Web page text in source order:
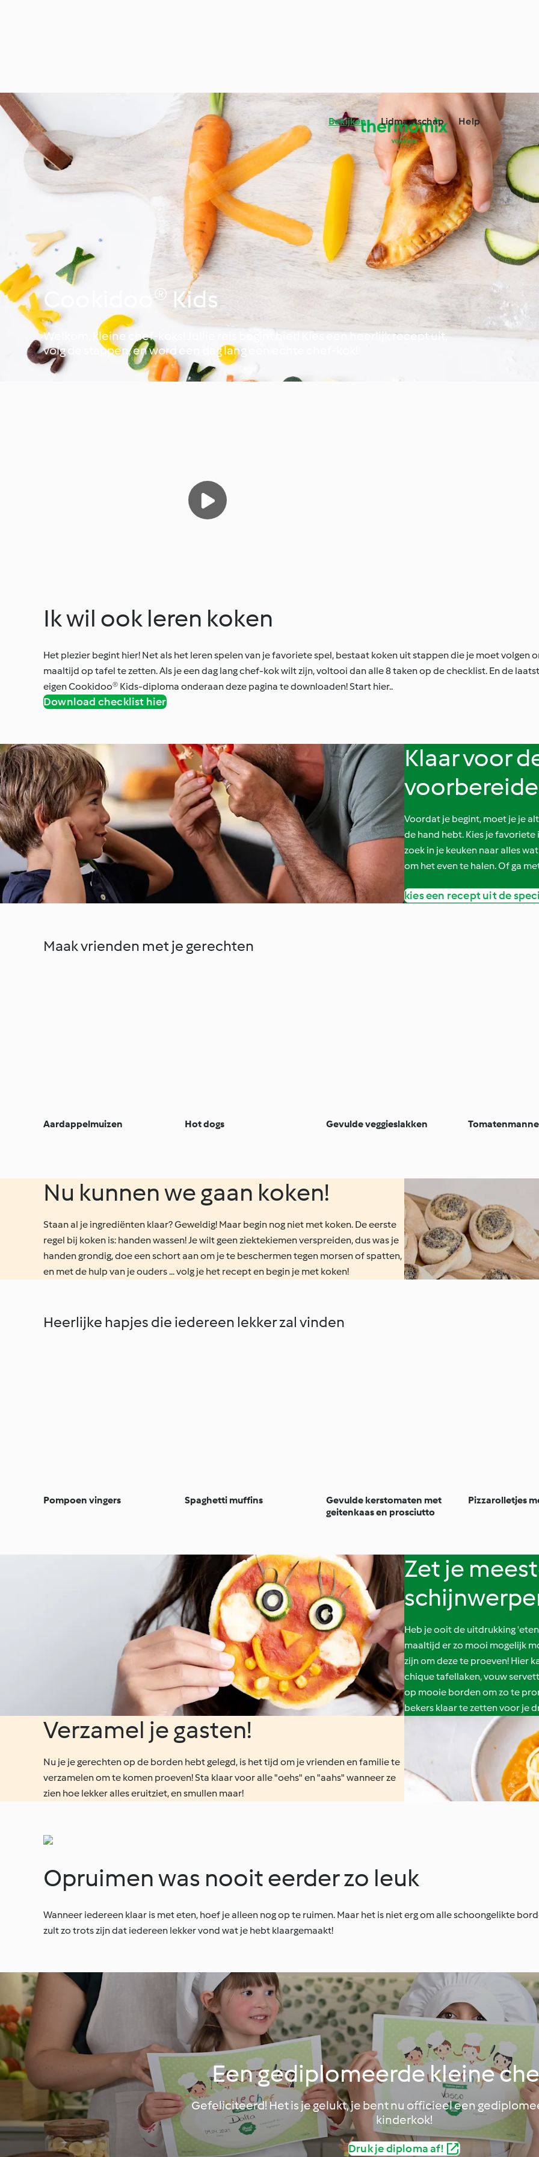
Bekijken Lidmaatschap Help
Cookidoo® Kids
Welkom, kleine chef-koks! Jullie reis begint hier! Kies een heerlijk recept uit,
volg de stappen, en word een dag lang een echte chef-kok!
Ik wil ook leren koken
Het plezier begint hier! Net als het leren spelen van je favoriete spel, bestaat koken uit stappen die je moet volgen
maaltijd op tafel te zetten. Als je een dag lang chef-kok wilt zijn, voltooi dan alle 8 taken op de checklist. En de
eigen Cookidoo® Kids-diploma onderaan deze pagina te downloaden! Start hier..
Download checklist hier
Klaar voor
Voordat je begint, moet je je
de hand hebt. Kies je
zoek in je keuken naar alles
om het even te halen. Of ga
kies een recept uit de
Maak vrienden met je gerechten
Aardappelmuizen Hot dogs Gevulde veggieslakken
Nu kunnen we gaan koken!
Staan al je ingrediënten klaar? Geweldig! Maar begin nog niet met koken. De eerste
regel bij koken is: handen wassen! Je wilt geen ziektekiemen verspreiden, dus was je
handen grondig, doe een schort aan om je te beschermen tegen morsen of spatten,
en met de hulp van je ouders ... volg je het recept en begin je met koken!
Heerlijke hapjes die iedereen lekker zal vinden
Pompoen vingers Spaghetti muffins
Gevulde kerstomaten met
geitenkaas en prosciutto
Pizzarolletjes
Zet je
Heb je ooit de uitdrukking
maaltijd er zo mooi mogelijk
zijn om deze te proeven! Hier
chique tafellaken, vouw
op mooie borden om zo te
bekers klaar te zetten voor je
Verzamel je gasten!
Nu je je gerechten op de borden hebt gelegd, is het tijd om je vrienden en familie te
verzamelen om te komen proeven! Sta klaar voor alle "oehs" en "aahs" wanneer ze
zien hoe lekker alles eruitziet, en smullen maar!
Opruimen was nooit eerder zo leuk
Wanneer iedereen klaar is met eten, hoef je alleen nog op te ruimen. Maar het is niet erg om alle schoongelikte
zult zo trots zijn dat iedereen lekker vond wat je hebt klaargemaakt!
Een gediplomeerde kleine
Gefeliciteerd! Het is je gelukt, je bent nu officieel een
kinderkok!
Druk je diploma af!